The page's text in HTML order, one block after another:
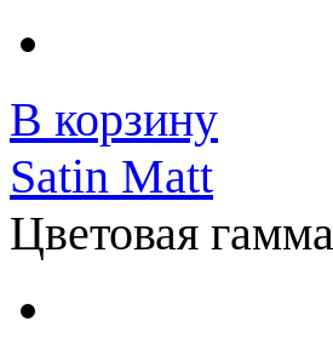
В корзину
Satin Matt
Цветовая гамма